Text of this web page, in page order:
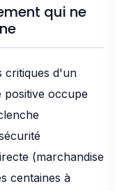
qui ne
critiques d'un
occupe
(marchandise
centaines à